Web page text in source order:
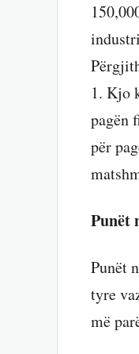
1. Kjo
pagën
për
Punët
Punët
tyre
më